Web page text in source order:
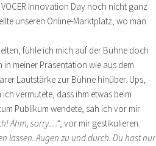
Innovation Day noch nicht ganz
unseren Online-Marktplatz, wo man
fühle ich mich auf der Bühne doch
meiner Präsentation wie aus dem
Lautstärke zur Bühne hinüber. Ups,
vermutete, dass ihm etwas beim
Publikum wendete, sah ich vor mir
Ähm, sorry…“, vor mir gestikulieren.
lassen. Augen zu und durch. Du hast nur